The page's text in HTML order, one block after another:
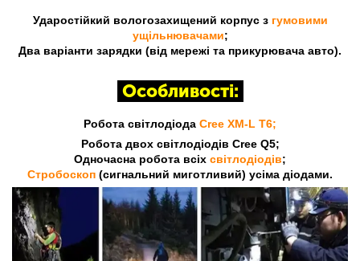
Ударостійкий вологозахищений корпус з гумовими
ущільнювачами;
Два варіанти зарядки (від мережі та прикурювача авто).
Особливості:
Робота світлодіода Cree XM-L T6;
Робота двох світлодіодів Cree Q5;
Одночасна робота всіх світлодіодів;
Стробоскоп (сигнальний миготливий) усіма діодами.